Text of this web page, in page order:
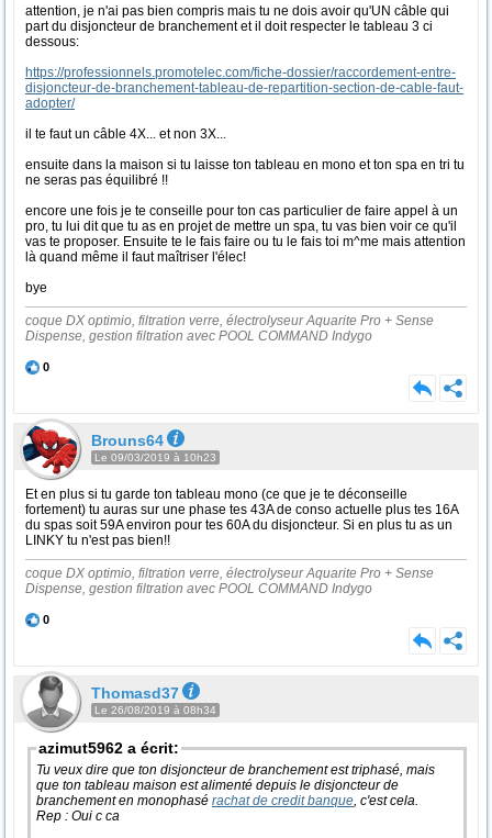
attention, je n'ai pas bien compris mais tu ne dois avoir qu'UN câble qui
part du disjoncteur de branchement et il doit respecter le tableau 3 ci
dessous:
https://professionnels.promotelec.com/fiche-dossier/raccordement-entre-
disjoncteur-de-branchement-tableau-de-repartition-section-de-cable-faut-
adopter/
il te faut un câble 4X... et non 3X...
ensuite dans la maison si tu laisse ton tableau en mono et ton spa en tri tu
ne seras pas équilibré !!
encore une fois je te conseille pour ton cas particulier de faire appel à un
pro, tu lui dit que tu as en projet de mettre un spa, tu vas bien voir ce qu'il
vas te proposer. Ensuite te le fais faire ou tu le fais toi m^me mais attention
là quand même il faut maîtriser l'élec!
bye
coque DX optimio, filtration verre, électrolyseur Aquarite Pro + Sense
Dispense, gestion filtration avec POOL COMMAND Indygo
0
Brouns64
Le 09/03/2019 à 10h23
Et en plus si tu garde ton tableau mono (ce que je te déconseille
fortement) tu auras sur une phase tes 43A de conso actuelle plus tes 16A
du spas soit 59A environ pour tes 60A du disjoncteur. Si en plus tu as un
LINKY tu n'est pas bien!!
coque DX optimio, filtration verre, électrolyseur Aquarite Pro + Sense
Dispense, gestion filtration avec POOL COMMAND Indygo
0
Thomasd37
Le 26/08/2019 à 08h34
azimut5962 a écrit:
Tu veux dire que ton disjoncteur de branchement est triphasé, mais
que ton tableau maison est alimenté depuis le disjoncteur de
branchement en monophasé rachat de credit banque, c'est cela.
Rep : Oui c ca